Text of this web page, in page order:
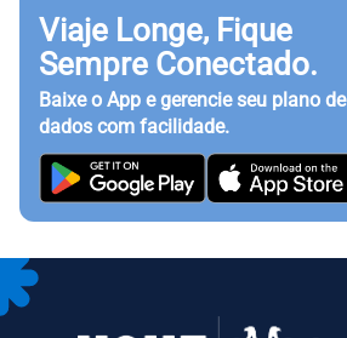
Viaje Longe, Fique
Sempre Conectado.
Baixe o App e gerencie seu plano de
dados com facilidade.